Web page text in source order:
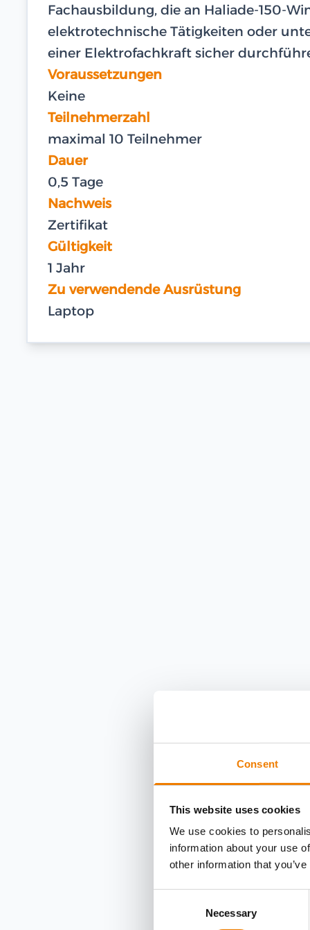
Consent
This website uses cookies
We use cookies to
information about your use
other information that
Necessary
Fachausbildung, die an Haliade-150-
elektrotechnische Tätigkeiten oder
einer Elektrofachkraft sicher
Voraussetzungen
Keine
Teilnehmerzahl
maximal 10 Teilnehmer
Dauer
0,5 Tage
Nachweis
Zertifikat
Gültigkeit
1 Jahr
Zu verwendende Ausrüstung
Laptop